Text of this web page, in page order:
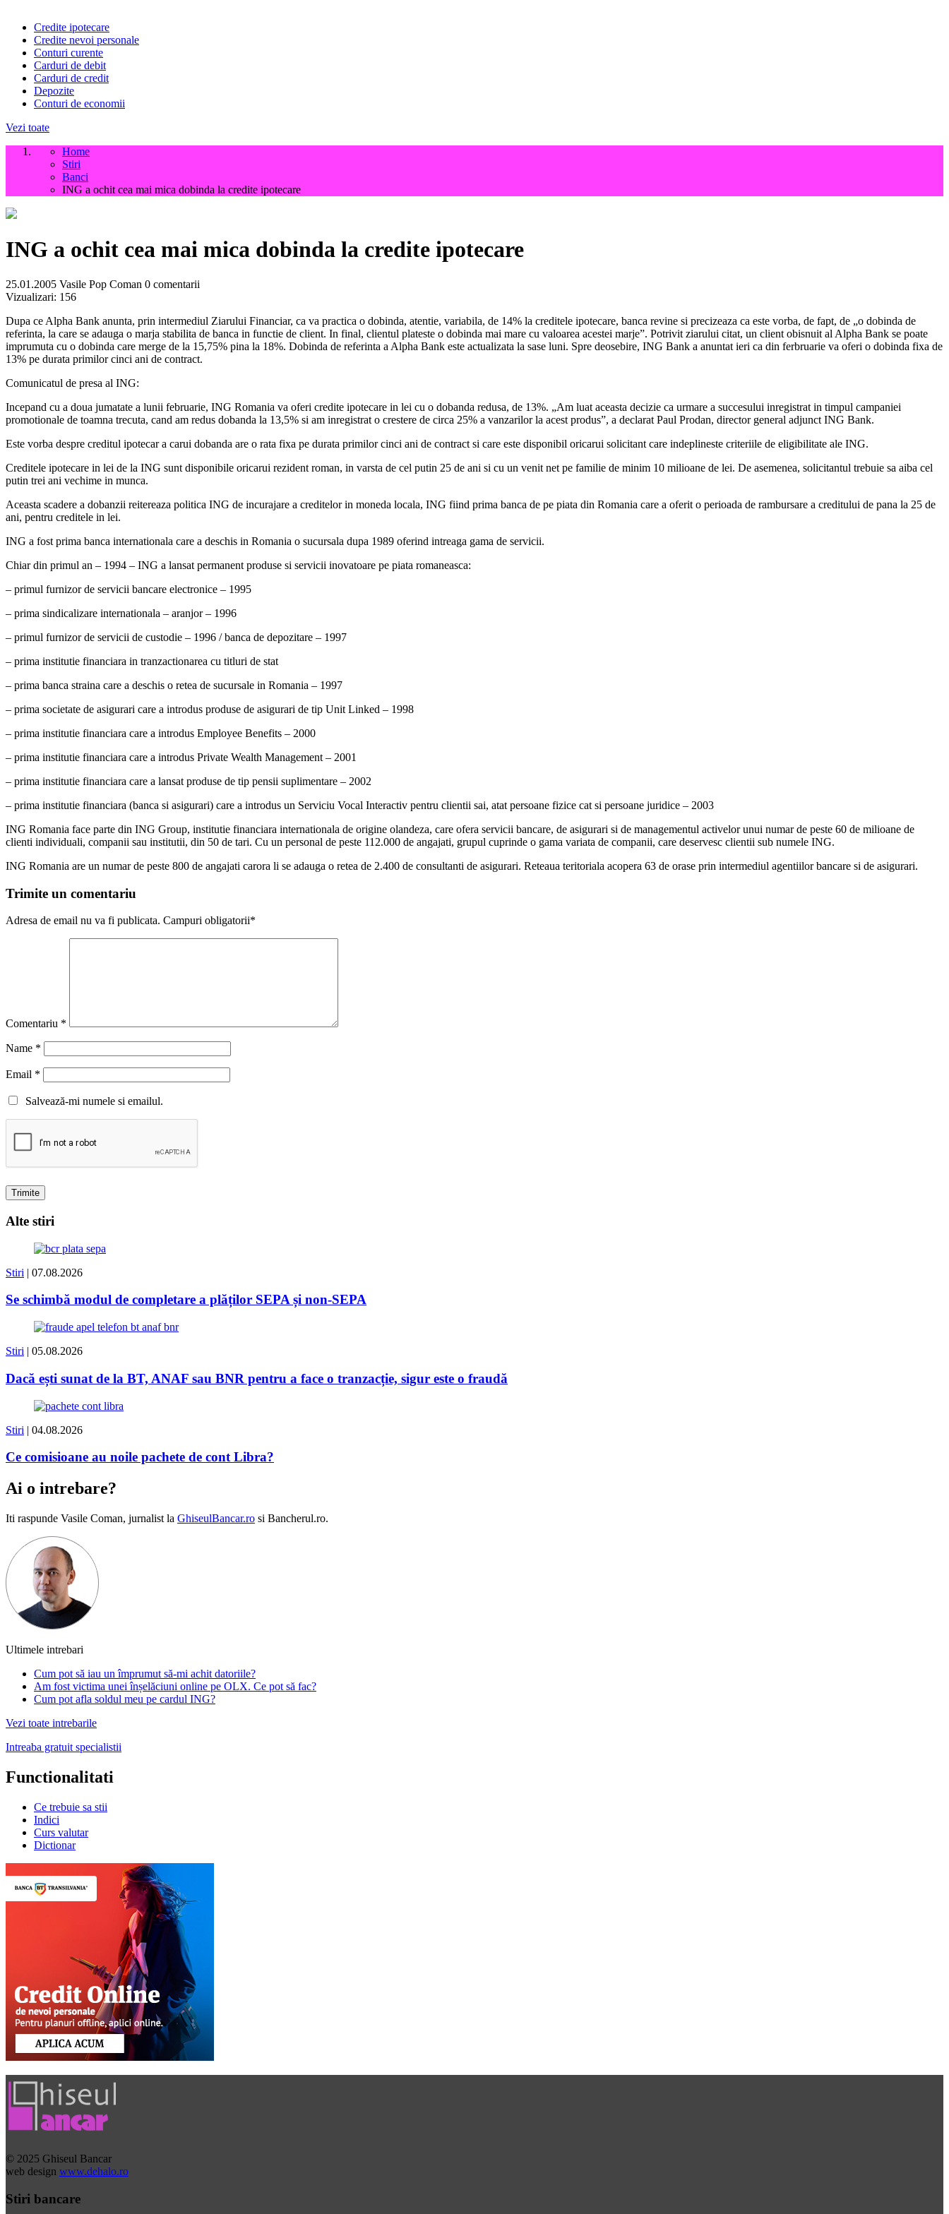
Credite ipotecare
Credite nevoi personale
Conturi curente
Carduri de debit
Carduri de credit
Depozite
Conturi de economii
Vezi toate
Home
Stiri
Banci
ING a ochit cea mai mica dobinda la credite ipotecare
ING a ochit cea mai mica dobinda la credite ipotecare
25.01.2005 Vasile Pop Coman 0 comentarii
Vizualizari: 156
Dupa ce Alpha Bank anunta, prin intermediul Ziarului Financiar, ca va practica o dobinda, atentie, variabila, de 14% la creditele ipotecare, banca revine si precizeaza ca este vorba, de fapt, de „o dobinda de
referinta, la care se adauga o marja stabilita de banca in functie de client. In final, clientul plateste o dobinda mai mare cu valoarea acestei marje”. Potrivit ziarului citat, un client obisnuit al Alpha Bank se poate
imprumuta cu o dobinda care merge de la 15,75% pina la 18%. Dobinda de referinta a Alpha Bank este actualizata la sase luni. Spre deosebire, ING Bank a anuntat ieri ca din ferbruarie va oferi o dobinda fixa de
13% pe durata primilor cinci ani de contract.
Comunicatul de presa al ING:
Incepand cu a doua jumatate a lunii februarie, ING Romania va oferi credite ipotecare in lei cu o dobanda redusa, de 13%. „Am luat aceasta decizie ca urmare a succesului inregistrat in timpul campaniei
promotionale de toamna trecuta, cand am redus dobanda la 13,5% si am inregistrat o crestere de circa 25% a vanzarilor la acest produs”, a declarat Paul Prodan, director general adjunct ING Bank.
Este vorba despre creditul ipotecar a carui dobanda are o rata fixa pe durata primilor cinci ani de contract si care este disponibil oricarui solicitant care indeplineste criteriile de eligibilitate ale ING.
Creditele ipotecare in lei de la ING sunt disponibile oricarui rezident roman, in varsta de cel putin 25 de ani si cu un venit net pe familie de minim 10 milioane de lei. De asemenea, solicitantul trebuie sa aiba cel
putin trei ani vechime in munca.
Aceasta scadere a dobanzii reitereaza politica ING de incurajare a creditelor in moneda locala, ING fiind prima banca de pe piata din Romania care a oferit o perioada de rambursare a creditului de pana la 25 de
ani, pentru creditele in lei.
ING a fost prima banca internationala care a deschis in Romania o sucursala dupa 1989 oferind intreaga gama de servicii.
Chiar din primul an – 1994 – ING a lansat permanent produse si servicii inovatoare pe piata romaneasca:
– primul furnizor de servicii bancare electronice – 1995
– prima sindicalizare internationala – aranjor – 1996
– primul furnizor de servicii de custodie – 1996 / banca de depozitare – 1997
– prima institutie financiara in tranzactionarea cu titluri de stat
– prima banca straina care a deschis o retea de sucursale in Romania – 1997
– prima societate de asigurari care a introdus produse de asigurari de tip Unit Linked – 1998
– prima institutie financiara care a introdus Employee Benefits – 2000
– prima institutie financiara care a introdus Private Wealth Management – 2001
– prima institutie financiara care a lansat produse de tip pensii suplimentare – 2002
– prima institutie financiara (banca si asigurari) care a introdus un Serviciu Vocal Interactiv pentru clientii sai, atat persoane fizice cat si persoane juridice – 2003
ING Romania face parte din ING Group, institutie financiara internationala de origine olandeza, care ofera servicii bancare, de asigurari si de managementul activelor unui numar de peste 60 de milioane de
clienti individuali, companii sau institutii, din 50 de tari. Cu un personal de peste 112.000 de angajati, grupul cuprinde o gama variata de companii, care deservesc clientii sub numele ING.
ING Romania are un numar de peste 800 de angajati carora li se adauga o retea de 2.400 de consultanti de asigurari. Reteaua teritoriala acopera 63 de orase prin intermediul agentiilor bancare si de asigurari.
Trimite un comentariu
Adresa de email nu va fi publicata. Campuri obligatorii*
Comentariu *
Name *
Email *
Salvează-mi numele si emailul.
Alte stiri
Stiri | 07.08.2026
Se schimbă modul de completare a plăților SEPA și non-SEPA
Stiri | 05.08.2026
Dacă ești sunat de la BT, ANAF sau BNR pentru a face o tranzacție, sigur este o fraudă
Stiri | 04.08.2026
Ce comisioane au noile pachete de cont Libra?
Ai o intrebare?
Iti raspunde Vasile Coman, jurnalist la GhiseulBancar.ro si Bancherul.ro.
Ultimele intrebari
Cum pot să iau un împrumut să-mi achit datoriile?
Am fost victima unei înșelăciuni online pe OLX. Ce pot să fac?
Cum pot afla soldul meu pe cardul ING?
Vezi toate intrebarile
Intreaba gratuit specialistii
Functionalitati
Ce trebuie sa stii
Indici
Curs valutar
Dictionar
© 2025 Ghiseul Bancar
web design www.dehalo.ro
Stiri bancare